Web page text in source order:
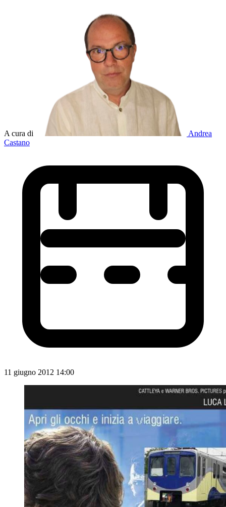
A cura di
Andrea
Castano
11 giugno 2012 14:00